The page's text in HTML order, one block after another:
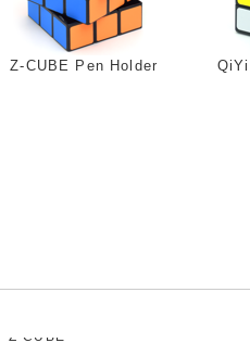
Z-CUBE Pen Holder